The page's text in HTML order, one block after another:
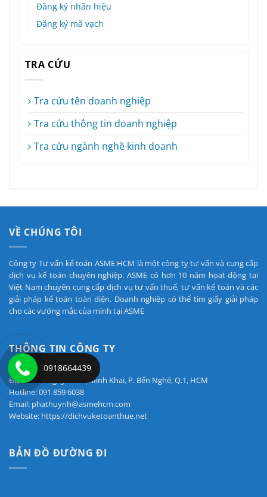
Đăng ký nhãn hiệu
Đăng ký mã vạch
TRA CỨU
Tra cứu tên doanh nghiệp
Tra cứu thông tin doanh nghiệp
Tra cứu ngành nghề kinh doanh
VỀ CHÚNG TÔI
Công ty Tư vấn kế toán ASME HCM là một công ty tư vấn và cung cấp
dịch vụ kế toán chuyên nghiệp. ASME có hơn 10 năm họat động tại
Việt Nam chuyên cung cấp dịch vụ tư vấn thuế, tư vấn kế toán và các
giải pháp kế toán toàn diện. Doanh nghiệp có thể tìm giấy giải pháp
cho các vướng mắc của mình tại ASME
THÔNG TIN CÔNG TY
Địa chỉ: 7A Nguyễn Thị Minh Khai, P. Bến Nghé, Q.1, HCM
Hotline: 091 859 6038
Email: phathuynh@asmehcm.com
Website: https://dichvuketoanthue.net
BẢN ĐỒ ĐƯỜNG ĐI
0918664439